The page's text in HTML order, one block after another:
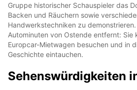
Gruppe historischer Schauspieler das
Backen und Räuchern sowie
Handwerkstechniken zu
Autominuten von Ostende entfernt: Sie
Europcar-Mietwagen besuchen und in
Geschichte eintauchen.
Sehenswürdigkeiten